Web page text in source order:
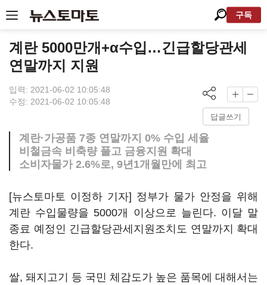
구독
계란 5000만개+α수입…긴급할당관세
연말까지 지원
입력: 2021-06-02 10:05:48
수정: 2021-06-02 10:05:48
답글쓰기
계란·가공품 7종 연말까지 0% 수입 세율
비철금속 비축량 풀고 금융지원 확대
소비자물가 2.6%로, 9년1개월만에 최고
[뉴스토마토 이정하 기자] 정부가 물가 안정을 위해
계란 수입물량을 5000개 이상으로 늘린다. 이달 말
종료 예정인 긴급할당관세지원조치도 연말까지 확대
한다.
쌀, 돼지고기 등 국민 체감도가 높은 품목에 대해서는